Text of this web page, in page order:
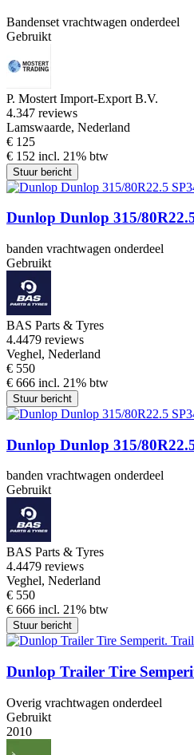
Bandenset vrachtwagen onderdeel
Gebruikt
P. Mostert Import-Export B.V.
4.347 reviews
Lamswaarde, Nederland
€ 125
€ 152 incl. 21% btw
Stuur bericht
Dunlop Dunlop 315/
banden vrachtwagen onderdeel
Gebruikt
BAS Parts & Tyres
4.4479 reviews
Veghel, Nederland
€ 550
€ 666 incl. 21% btw
Stuur bericht
Dunlop Dunlop 315/
banden vrachtwagen onderdeel
Gebruikt
BAS Parts & Tyres
4.4479 reviews
Veghel, Nederland
€ 550
€ 666 incl. 21% btw
Stuur bericht
Dunlop Trailer Tire
Overig vrachtwagen onderdeel
Gebruikt
2010